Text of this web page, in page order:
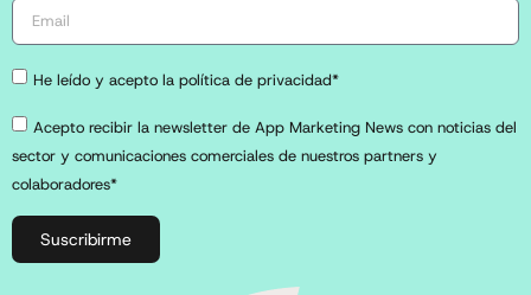
He leído y acepto la política de privacidad*
Acepto recibir la newsletter de App Marketing News con noticias del
sector y comunicaciones comerciales de nuestros partners y
colaboradores*
Suscribirme